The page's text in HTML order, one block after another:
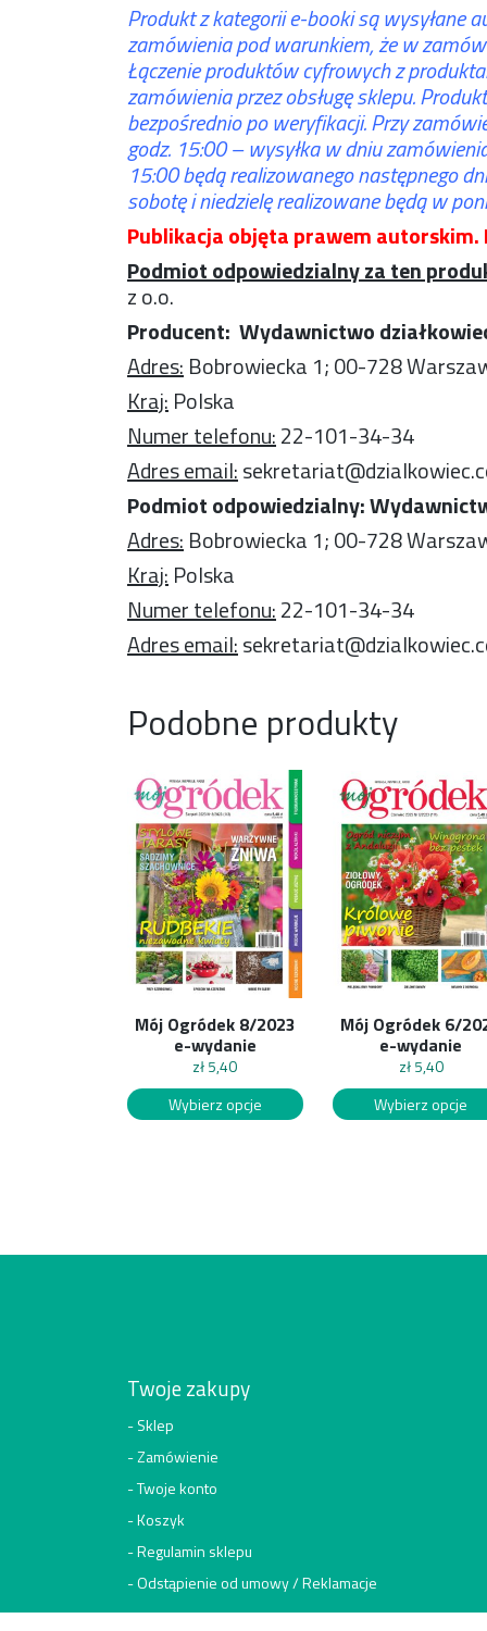
Produkt z kategorii e-booki są wysyłane
zamówienia pod warunkiem, że w
Łączenie produktów cyfrowych z
zamówienia przez obsługę sklepu.
bezpośrednio po weryfikacji. Przy
godz. 15:00 – wysyłka w dniu
15:00 będą realizowanego następnego
sobotę i niedzielę realizowane będą w
Publikacja objęta prawem
Podmiot odpowiedzialny za ten
z o.o.
Producent: Wydawnictwo
Adres:Bobrowiecka 1; 00-728
Kraj:Polska
Numer telefonu:22-101-34-34
Adres email:
Podmiot odpowiedzialny:
Adres:Bobrowiecka 1; 00-728
Kraj:Polska
Numer telefonu:22-101-34-34
Adres email:
Podobne produkty
Mój Ogródek 8/2023
e-wydanie
zł5,40
Wybierz opcje
Mój Ogródek 6/
e-wydanie
zł5,40
Wybierz opcje
Twoje zakupy
Sklep
Zamówienie
Twoje konto
Koszyk
Regulamin sklepu
Odstąpienie od umowy / Reklamacje